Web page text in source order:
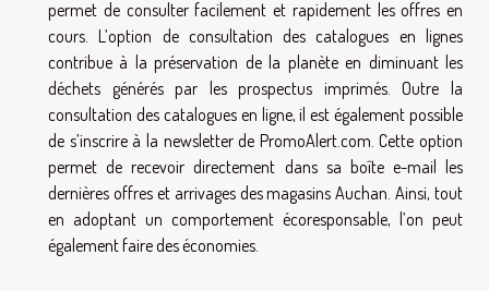
permet de consulter facilement et rapidement les offres en
cours. L’option de consultation des catalogues en lignes
contribue à la préservation de la planète en diminuant les
déchets générés par les prospectus imprimés. Outre la
consultation des catalogues en ligne, il est également possible
de s’inscrire à la newsletter de PromoAlert.com. Cette option
permet de recevoir directement dans sa boîte e-mail les
dernières offres et arrivages des magasins Auchan. Ainsi, tout
en adoptant un comportement écoresponsable, l’on peut
également faire des économies.